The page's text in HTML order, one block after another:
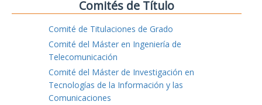
Comités de Título
Comité de Titulaciones de Grado
Comité del Máster en Ingeniería de
Telecomunicación
Comité del Máster de Investigación en
Tecnologías de la Información y las
Comunicaciones